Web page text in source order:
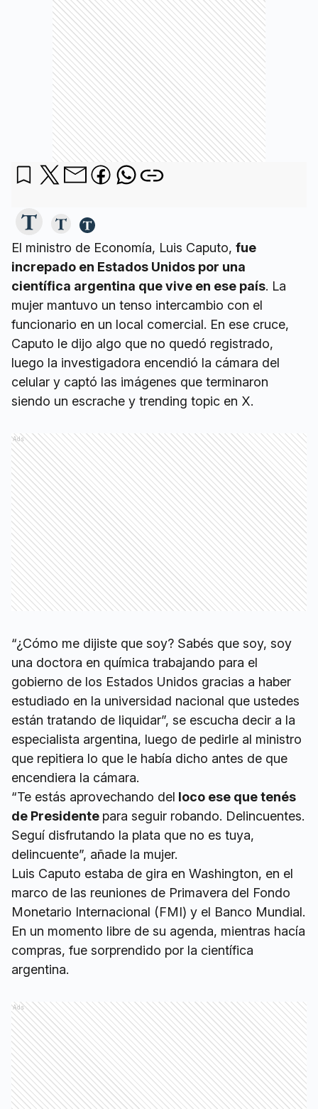
El ministro de Economía, Luis Caputo, fue
increpado en Estados Unidos por una
científica argentina que vive en ese país. La
mujer mantuvo un tenso intercambio con el
funcionario en un local comercial. En ese cruce,
Caputo le dijo algo que no quedó registrado,
luego la investigadora encendió la cámara del
celular y captó las imágenes que terminaron
siendo un escrache y trending topic en X.
Ads
“¿Cómo me dijiste que soy? Sabés que soy, soy
una doctora en química trabajando para el
gobierno de los Estados Unidos gracias a haber
estudiado en la universidad nacional que ustedes
están tratando de liquidar”, se escucha decir a la
especialista argentina, luego de pedirle al ministro
que repitiera lo que le había dicho antes de que
encendiera la cámara.
“Te estás aprovechando del loco ese que tenés
de Presidente para seguir robando. Delincuentes.
Seguí disfrutando la plata que no es tuya,
delincuente”, añade la mujer.
Luis Caputo estaba de gira en Washington, en el
marco de las reuniones de Primavera del Fondo
Monetario Internacional (FMI) y el Banco Mundial.
En un momento libre de su agenda, mientras hacía
compras, fue sorprendido por la científica
argentina.
Ads